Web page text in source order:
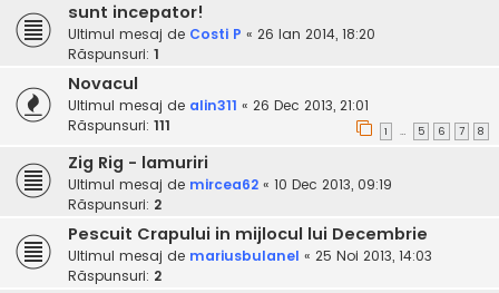
sunt incepator!
Ultimul mesaj de Costi P « 26 Ian 2014, 18:20
Răspunsuri: 1
Novacul
Ultimul mesaj de alin311 « 26 Dec 2013, 21:01
Răspunsuri: 111 1 … 5 6 7 8
Zig Rig - lamuriri
Ultimul mesaj de mircea62 « 10 Dec 2013, 09:19
Răspunsuri: 2
Pescuit Crapului in mijlocul lui Decembrie
Ultimul mesaj de mariusbulanel « 25 Noi 2013, 14:03
Răspunsuri: 2